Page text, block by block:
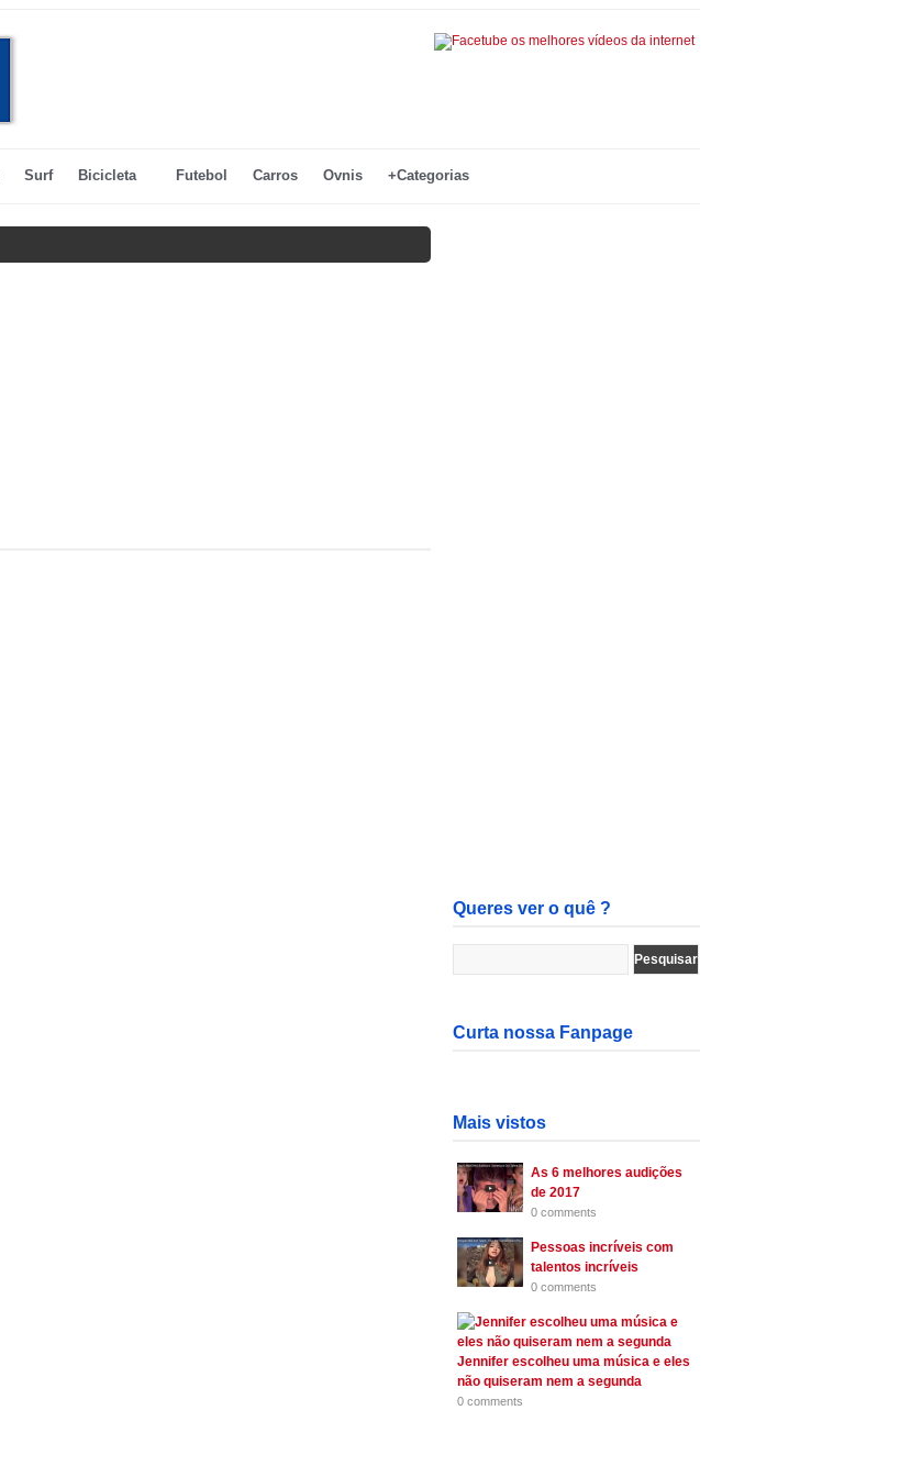
Surf Bicicleta Futebol Carros Ovnis +Categorias
Queres ver o quê ?
Curta nossa Fanpage
Mais vistos
As 6 melhores audições
de 2017
0 comments
Pessoas incríveis com
talentos incríveis
0 comments
Jennifer escolheu uma música e eles
não quiseram nem a segunda
0 comments